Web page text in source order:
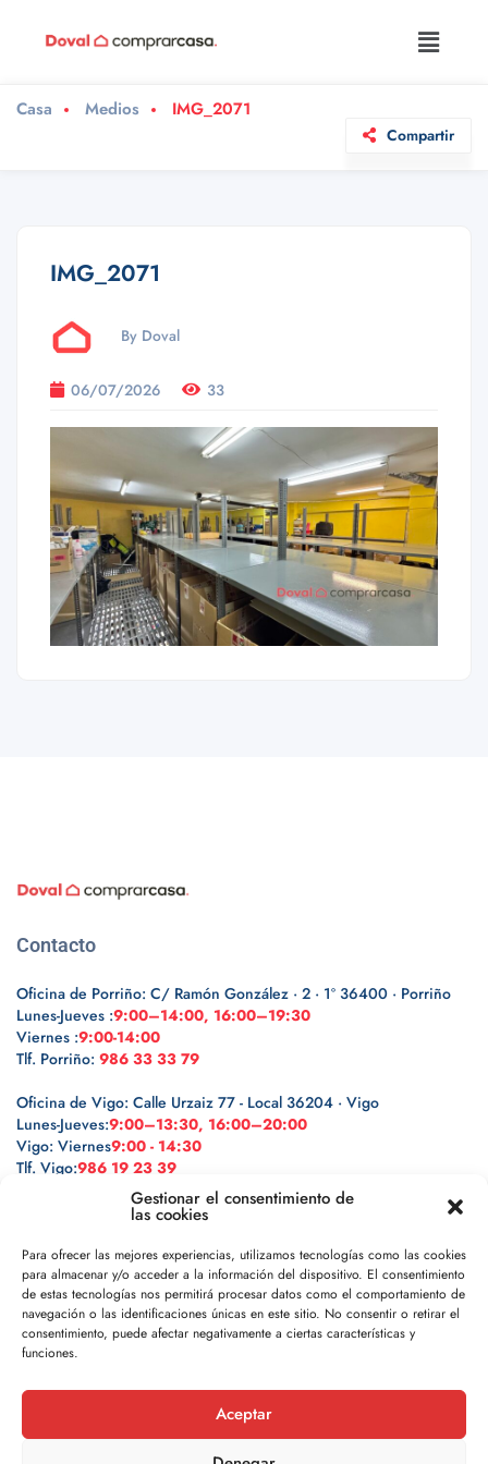
Gestionar el consentimiento de
las cookies
Para ofrecer las mejores experiencias, utilizamos tecnologías como las cookies
para almacenar y/o acceder a la información del dispositivo. El consentimiento
de estas tecnologías nos permitirá procesar datos como el comportamiento de
navegación o las identificaciones únicas en este sitio. No consentir o retirar el
consentimiento, puede afectar negativamente a ciertas características y
funciones.
Aceptar
Casa Medios IMG_2071
Compartir
IMG_2071
By Doval
06/07/2026 33
Contacto
Oficina de Porriño: C/ Ramón González · 2 · 1º 36400 · Porriño
Lunes-Jueves :9:00–14:00, 16:00–19:30
Viernes :9:00-14:00
Tlf. Porriño: 986 33 33 79
Oficina de Vigo: Calle Urzaiz 77 - Local 36204 · Vigo
Lunes-Jueves:9:00–13:30, 16:00–20:00
Vigo: Viernes9:00 - 14:30
Tlf. Vigo:986 19 23 39
Legal
Política de privacidad